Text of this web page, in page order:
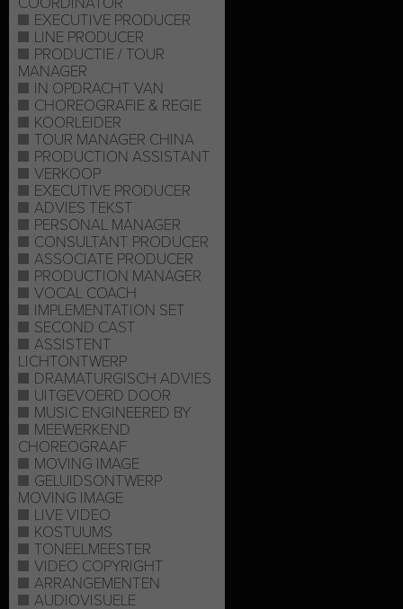
EXECUTIVE PRODUCER
LINE PRODUCER
PRODUCTIE / TOUR
MANAGER
IN OPDRACHT VAN
CHOREOGRAFIE & REGIE
KOORLEIDER
TOUR MANAGER CHINA
PRODUCTION ASSISTANT
VERKOOP
EXECUTIVE PRODUCER
ADVIES TEKST
PERSONAL MANAGER
CONSULTANT PRODUCER
ASSOCIATE PRODUCER
PRODUCTION MANAGER
VOCAL COACH
IMPLEMENTATION SET
SECOND CAST
ASSISTENT
LICHTONTWERP
DRAMATURGISCH ADVIES
UITGEVOERD DOOR
MUSIC ENGINEERED BY
MEEWERKEND
CHOREOGRAAF
MOVING IMAGE
GELUIDSONTWERP
MOVING IMAGE
LIVE VIDEO
KOSTUUMS
TONEELMEESTER
VIDEO COPYRIGHT
ARRANGEMENTEN
AUDIOVISUELE